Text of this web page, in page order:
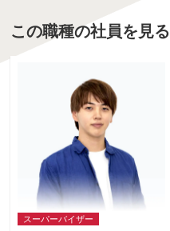
この職種の社員を見る
スーパーバイザー